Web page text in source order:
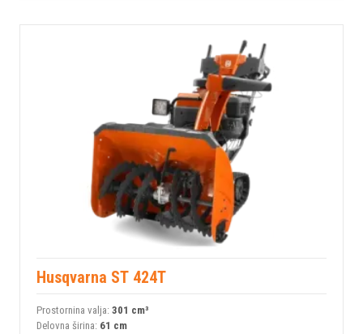
Husqvarna ST 424T
Prostornina valja: 301 сm³
Delovna širina: 61 cm